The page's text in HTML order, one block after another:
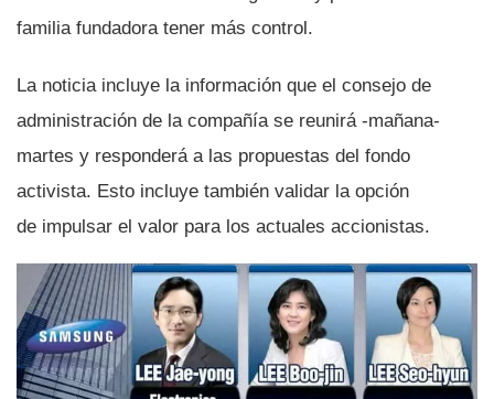
familia fundadora tener más control.
La noticia incluye la información que el consejo de
administración de la compañí­a se reunirá -mañana-
martes y responderá a las propuestas del fondo
activista. Esto incluye también validar la opción
de impulsar el valor para los actuales accionistas.